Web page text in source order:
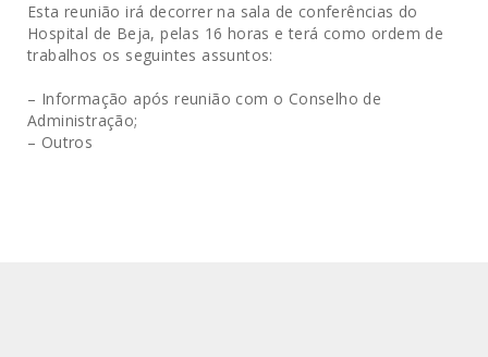
Esta reunião irá decorrer na sala de conferências do
Hospital de Beja, pelas 16 horas e terá como ordem de
trabalhos os seguintes assuntos:
– Informação após reunião com o Conselho de
Administração;
– Outros